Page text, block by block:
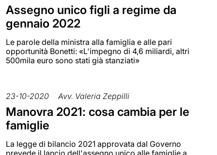
Assegno unico figli a regime da
gennaio 2022
Le parole della ministra alla famiglia e alle pari
opportunità Bonetti: «L'impegno di 4,6 miliardi, altri
500mila euro sono stati già stanziati»
23-10-2020 Avv. Valeria Zeppilli
Manovra 2021: cosa cambia per le
famiglie
La legge di bilancio 2021 approvata dal Governo